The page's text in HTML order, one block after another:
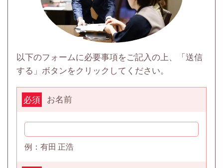
以下のフォームに必要事項をご記入の上、「送信
する」ボタンをクリックしてください。
お名前
必須
例：有田 正浩